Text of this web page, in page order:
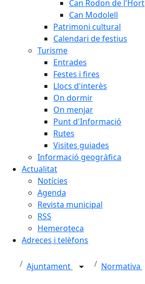
Can Rodon de l'Hort
Can Modolell
Patrimoni cultural
Calendari de festius
Turisme
Entrades
Festes i fires
Llocs d'interès
On dormir
On menjar
Punt d'Informació
Rutes
Visites guiades
Informació geogràfica
Actualitat
Notícies
Agenda
Revista municipal
RSS
Hemeroteca
Adreces i telèfons
Ajuntament Normativa